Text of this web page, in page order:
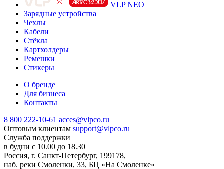
VLP NEO
Зарядные устройства
Чехлы
Кабели
Cтёкла
Картхолдеры
Ремешки
Стикеры
О бренде
Для бизнеса
Контакты
8 800 222-10-61 acces@vlpco.ru
Оптовым клиентам support@vlpco.ru
Служба поддержки
в будни с 10.00 до 18.30
Россия, г. Санкт-Петербург, 199178,
наб. реки Смоленки, 33, БЦ «На Смоленке»